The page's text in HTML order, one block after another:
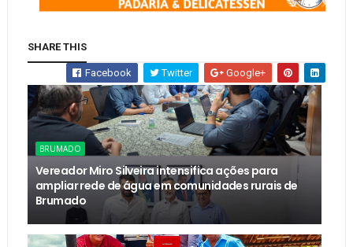
SHARE THIS
Facebook Twitter Google+
BRUMADO
Vereador Miro Silveira intensifica ações para
ampliar rede de água em comunidades rurais de
Brumado